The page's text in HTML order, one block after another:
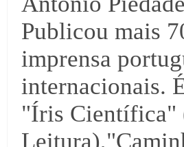
Publicou mais
imprensa
internacionais.
"Íris Científica"